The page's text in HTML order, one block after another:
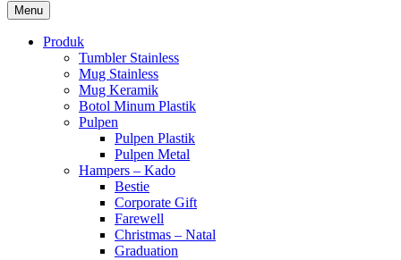
Menu
Produk
Tumbler Stainless
Mug Stainless
Mug Keramik
Botol Minum Plastik
Pulpen
Pulpen Plastik
Pulpen Metal
Hampers – Kado
Bestie
Corporate Gift
Farewell
Christmas – Natal
Graduation